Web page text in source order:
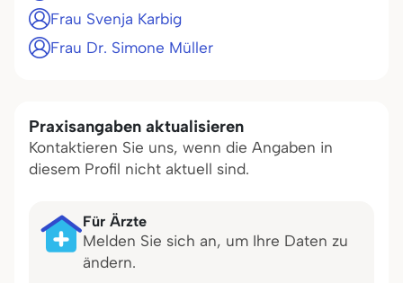
Frau Svenja Karbig
Frau Dr. Simone Müller
Praxisangaben aktualisieren
Kontaktieren Sie uns, wenn die Angaben in
diesem Profil nicht aktuell sind.
Für Ärzte
Melden Sie sich an, um Ihre Daten zu
ändern.